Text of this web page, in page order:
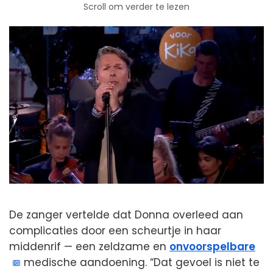
Scroll om verder te lezen
De zanger vertelde dat Donna overleed aan
complicaties door een scheurtje in haar
middenrif — een zeldzame en onvoorspelbare
medische aandoening. “Dat gevoel is niet te